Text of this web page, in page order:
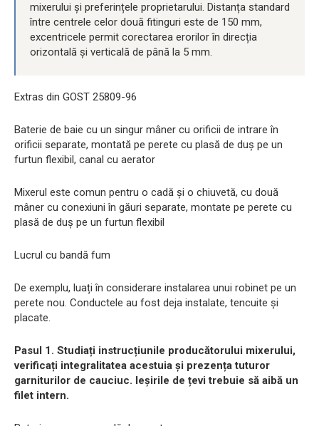
mixerului și preferințele proprietarului. Distanța standard
între centrele celor două fitinguri este de 150 mm,
excentricele permit corectarea erorilor în direcția
orizontală și verticală de până la 5 mm.
Extras din GOST 25809-96
Baterie de baie cu un singur mâner cu orificii de intrare în
orificii separate, montată pe perete cu plasă de duș pe un
furtun flexibil, canal cu aerator
Mixerul este comun pentru o cadă și o chiuvetă, cu două
mâner cu conexiuni în găuri separate, montate pe perete cu
plasă de duș pe un furtun flexibil
Lucrul cu bandă fum
De exemplu, luați în considerare instalarea unui robinet pe un
perete nou. Conductele au fost deja instalate, tencuite și
placate.
Pasul 1. Studiați instrucțiunile producătorului mixerului,
verificați integralitatea acestuia și prezența tuturor
garniturilor de cauciuc. Ieșirile de țevi trebuie să aibă un
filet intern.